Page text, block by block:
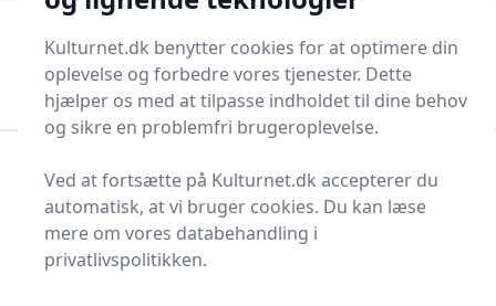
Start søgning
Start søgning
Forside Bolig og indretning
Badeværelse og Sauna
Bruser og badekar
Brusetermostat
Topliste over de 13
Kulturnet.dk benytter cookies for at optimere din
oplevelse og forbedre vores tjenester. Dette
hjælper os med at tilpasse indholdet til dine behov
og sikre en problemfri brugeroplevelse.
Ved at fortsætte på Kulturnet.dk accepterer du
automatisk, at vi bruger cookies. Du kan læse
mere om vores databehandling i
privatlivspolitikken.